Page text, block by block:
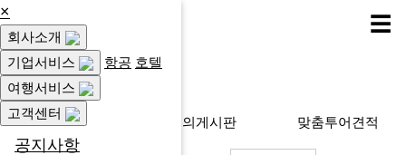
×
회사소개
기업서비스
항공 호텔
여행서비스
고객센터
공지사항
☰
고객센터
공지사항 문의게시판 맞춤투어견적